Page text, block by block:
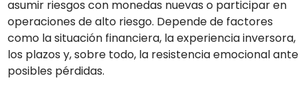
asumir riesgos con monedas nuevas o participar en
operaciones de alto riesgo. Depende de factores
como la situación financiera, la experiencia inversora,
los plazos y, sobre todo, la resistencia emocional ante
posibles pérdidas.